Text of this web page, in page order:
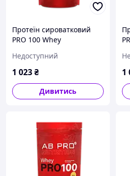
Протеїн сироватковий
PRO 100 Whey
гНедоступний
1 023₴
Дивитись
г
1